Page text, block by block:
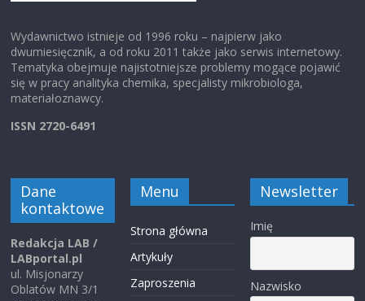
Wydawnictwo istnieje od 1996 roku – najpierw jako
dwumiesięcznik, a od roku 2011 także jako serwis internetowy.
Tematyka obejmuje najistotniejsze problemy mogące pojawić
się w pracy analityka chemika, specjalisty mikrobiologa,
materiałoznawcy.
ISSN 2720-6491
Dane
kontaktowe
Redakcja LAB /
LABportal.pl
ul. Misjonarzy
Oblatów MN 3/1
Menu
Strona główna
Artykuły
Zaproszenia
Newsletter
Imię
Nazwisko